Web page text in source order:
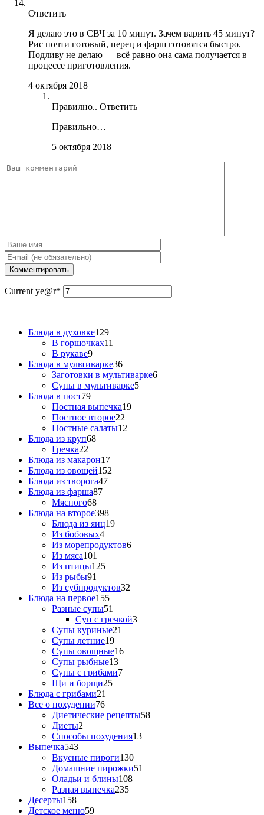
Ответить
Я делаю это в СВЧ за 10 минут. Зачем варить 45 минут?
Рис почти готовый, перец и фарш готовятся быстро.
Подливу не делаю — всё равно она сама получается в
процессе приготовления.
4 октября 2018
Правилно.. Ответить
Правильно…
5 октября 2018
Current ye@r*
Блюда в духовке129
В горшочках11
В рукаве9
Блюда в мультиварке36
Заготовки в мультиварке6
Супы в мультиварке5
Блюда в пост79
Постная выпечка19
Постное второе22
Постные салаты12
Блюда из круп68
Гречка22
Блюда из макарон17
Блюда из овощей152
Блюда из творога47
Блюда из фарша87
Мясного68
Блюда на второе398
Блюда из яиц19
Из бобовых4
Из морепродуктов6
Из мяса101
Из птицы125
Из рыбы91
Из субпродуктов32
Блюда на первое155
Разные супы51
Суп с гречкой3
Супы куриные21
Супы летние19
Супы овощные16
Супы рыбные13
Супы с грибами7
Щи и борщи25
Блюда с грибами21
Все о похудении76
Диетические рецепты58
Диеты2
Способы похудения13
Выпечка543
Вкусные пироги130
Домашние пирожки51
Оладьи и блины108
Разная выпечка235
Десерты158
Детское меню59